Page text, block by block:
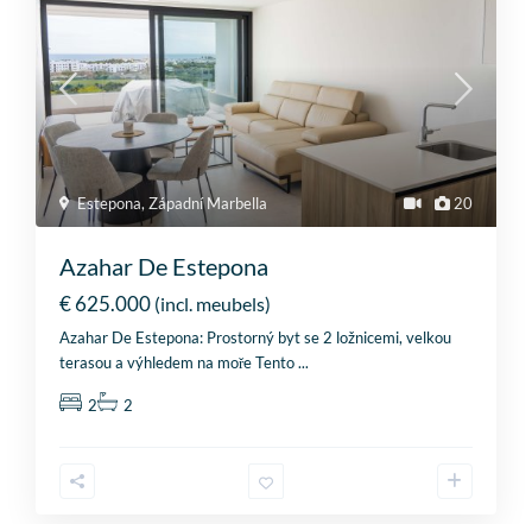
20
Estepona,Západní Marbella
Azahar De Estepona
€ 625.000 (incl. meubels)
Azahar De Estepona: Prostorný byt se 2 ložnicemi, velkou
terasou a výhledem na moře Tento...
2 2